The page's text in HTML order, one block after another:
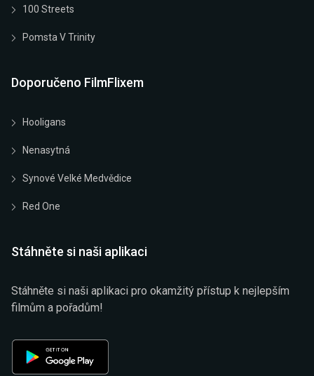
100 Streets
Pomsta V Trinity
Doporučeno FilmFlixem
Hooligans
Nenasytná
Synové Velké Medvědice
Red One
Stáhněte si naši aplikaci
Stáhněte si naši aplikaci pro okamžitý přístup k nejlepším
filmům a pořadům!